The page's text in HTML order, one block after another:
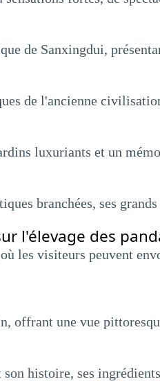
de Sanxingdui,
de l'ancienne
luxuriants et un
branchées, ses
l'élevage des
les visiteurs peuvent
offrant une vue
histoire, ses